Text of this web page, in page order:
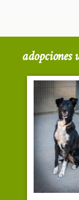
adopciones